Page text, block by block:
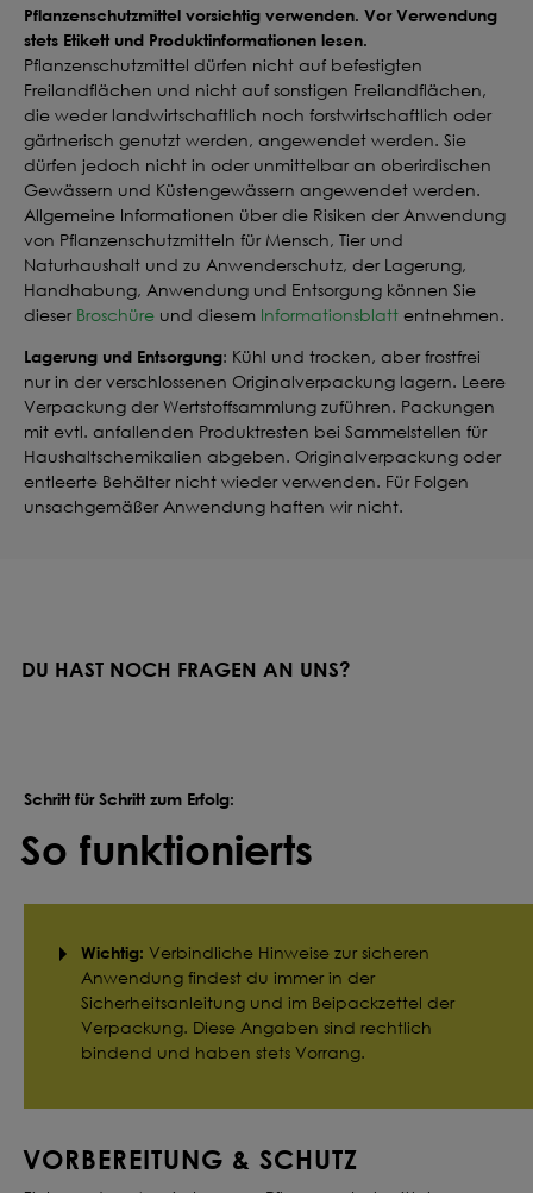
Pflanzenschutzmittel vorsichtig verwenden. Vor Verwendung
stets Etikett und Produktinformationen lesen.
Pflanzenschutzmittel dürfen nicht auf befestigten
Freilandflächen und nicht auf sonstigen Freilandflächen,
die weder landwirtschaftlich noch forstwirtschaftlich oder
gärtnerisch genutzt werden, angewendet werden. Sie
dürfen jedoch nicht in oder unmittelbar an oberirdischen
Gewässern und Küstengewässern angewendet werden.
Allgemeine Informationen über die Risiken der Anwendung
von Pflanzenschutzmitteln für Mensch, Tier und
Naturhaushalt und zu Anwenderschutz, der Lagerung,
Handhabung, Anwendung und Entsorgung können Sie
dieser Broschüre und diesem Informationsblatt entnehmen.
Lagerung und Entsorgung: Kühl und trocken, aber frostfrei
nur in der verschlossenen Originalverpackung lagern. Leere
Verpackung der Wertstoffsammlung zuführen. Packungen
mit evtl. anfallenden Produktresten bei Sammelstellen für
Haushaltschemikalien abgeben. Originalverpackung oder
entleerte Behälter nicht wieder verwenden. Für Folgen
unsachgemäßer Anwendung haften wir nicht.
DU HAST NOCH FRAGEN AN UNS?
Schritt für Schritt zum Erfolg:
So funktionierts
Wichtig: Verbindliche Hinweise zur sicheren
Anwendung findest du immer in der
Sicherheitsanleitung und im Beipackzettel der
Verpackung. Diese Angaben sind rechtlich
bindend und haben stets Vorrang.
VORBEREITUNG & SCHUTZ